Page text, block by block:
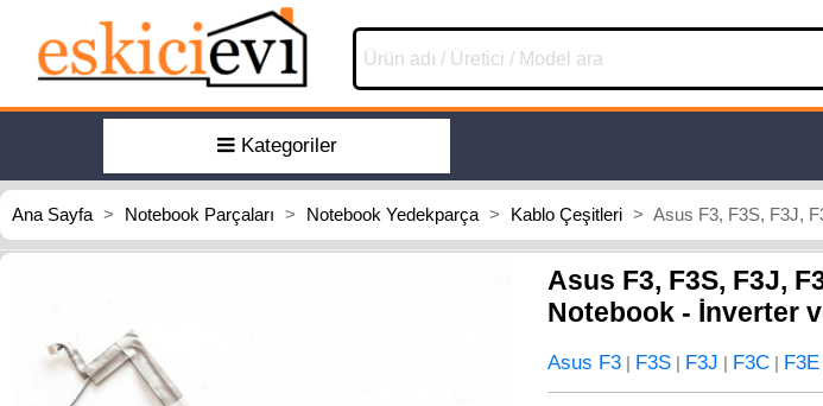
Kategoriler
Ana Sayfa > Notebook Parçaları > Notebook Yedekparça > Kablo Çeşitleri > Asus F3, F3S, F3J,
Asus F3, F3S, F3J,
Notebook - İnverter
Asus F3 | F3S | F3J | F3C | F3E